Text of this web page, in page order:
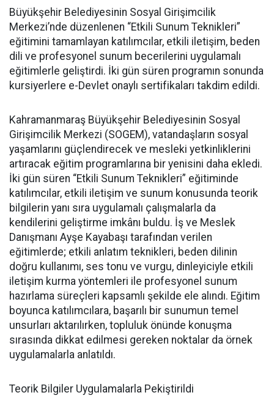
Büyükşehir Belediyesinin Sosyal Girişimcilik
Merkezi’nde düzenlenen “Etkili Sunum Teknikleri”
eğitimini tamamlayan katılımcılar, etkili iletişim, beden
dili ve profesyonel sunum becerilerini uygulamalı
eğitimlerle geliştirdi. İki gün süren programın sonunda
kursiyerlere e-Devlet onaylı sertifikaları takdim edildi.
Kahramanmaraş Büyükşehir Belediyesinin Sosyal
Girişimcilik Merkezi (SOGEM), vatandaşların sosyal
yaşamlarını güçlendirecek ve mesleki yetkinliklerini
artıracak eğitim programlarına bir yenisini daha ekledi.
İki gün süren “Etkili Sunum Teknikleri” eğitiminde
katılımcılar, etkili iletişim ve sunum konusunda teorik
bilgilerin yanı sıra uygulamalı çalışmalarla da
kendilerini geliştirme imkânı buldu. İş ve Meslek
Danışmanı Ayşe Kayabaşı tarafından verilen
eğitimlerde; etkili anlatım teknikleri, beden dilinin
doğru kullanımı, ses tonu ve vurgu, dinleyiciyle etkili
iletişim kurma yöntemleri ile profesyonel sunum
hazırlama süreçleri kapsamlı şekilde ele alındı. Eğitim
boyunca katılımcılara, başarılı bir sunumun temel
unsurları aktarılırken, topluluk önünde konuşma
sırasında dikkat edilmesi gereken noktalar da örnek
uygulamalarla anlatıldı.
Teorik Bilgiler Uygulamalarla Pekiştirildi